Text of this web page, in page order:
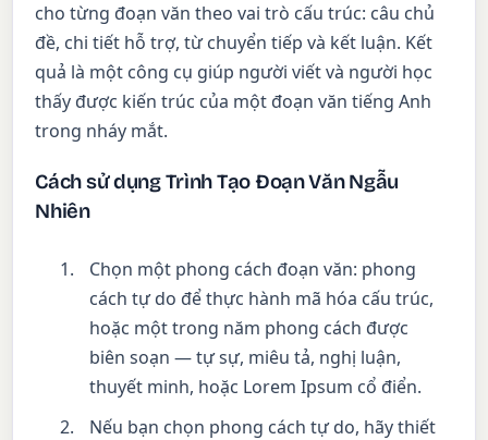
cho từng đoạn văn theo vai trò cấu trúc: câu chủ
đề, chi tiết hỗ trợ, từ chuyển tiếp và kết luận. Kết
quả là một công cụ giúp người viết và người học
thấy được kiến trúc của một đoạn văn tiếng Anh
trong nháy mắt.
Cách sử dụng Trình Tạo Đoạn Văn Ngẫu
Nhiên
Chọn một phong cách đoạn văn: phong
cách tự do để thực hành mã hóa cấu trúc,
hoặc một trong năm phong cách được
biên soạn — tự sự, miêu tả, nghị luận,
thuyết minh, hoặc Lorem Ipsum cổ điển.
Nếu bạn chọn phong cách tự do, hãy thiết